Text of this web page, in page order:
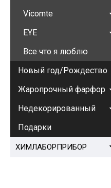
Vicomte
EYE
Все что я люблю
Новый год/Рождество
Жаропрочный фарфор
Недекорированный
Подарки
ХИМЛАБОРПРИБОР